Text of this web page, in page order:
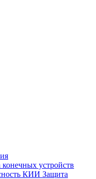
устройств
КИИ Защита